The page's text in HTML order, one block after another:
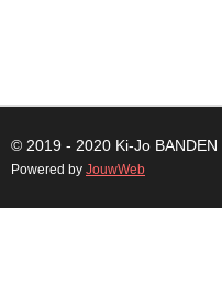
© 2019 - 2020 Ki-Jo BANDEN
Powered by JouwWeb